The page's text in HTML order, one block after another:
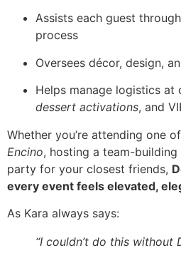
Assists each guest
process
Oversees décor, design,
Helps manage logistics at
dessert activations, and
Whether you’re attending one
Encino, hosting a team-
party for your closest friends,
every event feels elevated,
As Kara always says:
“I couldn’t do this without